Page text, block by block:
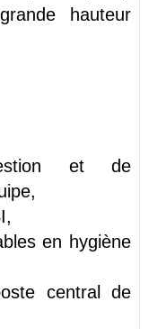
hauteur
et de
en hygiène
central de